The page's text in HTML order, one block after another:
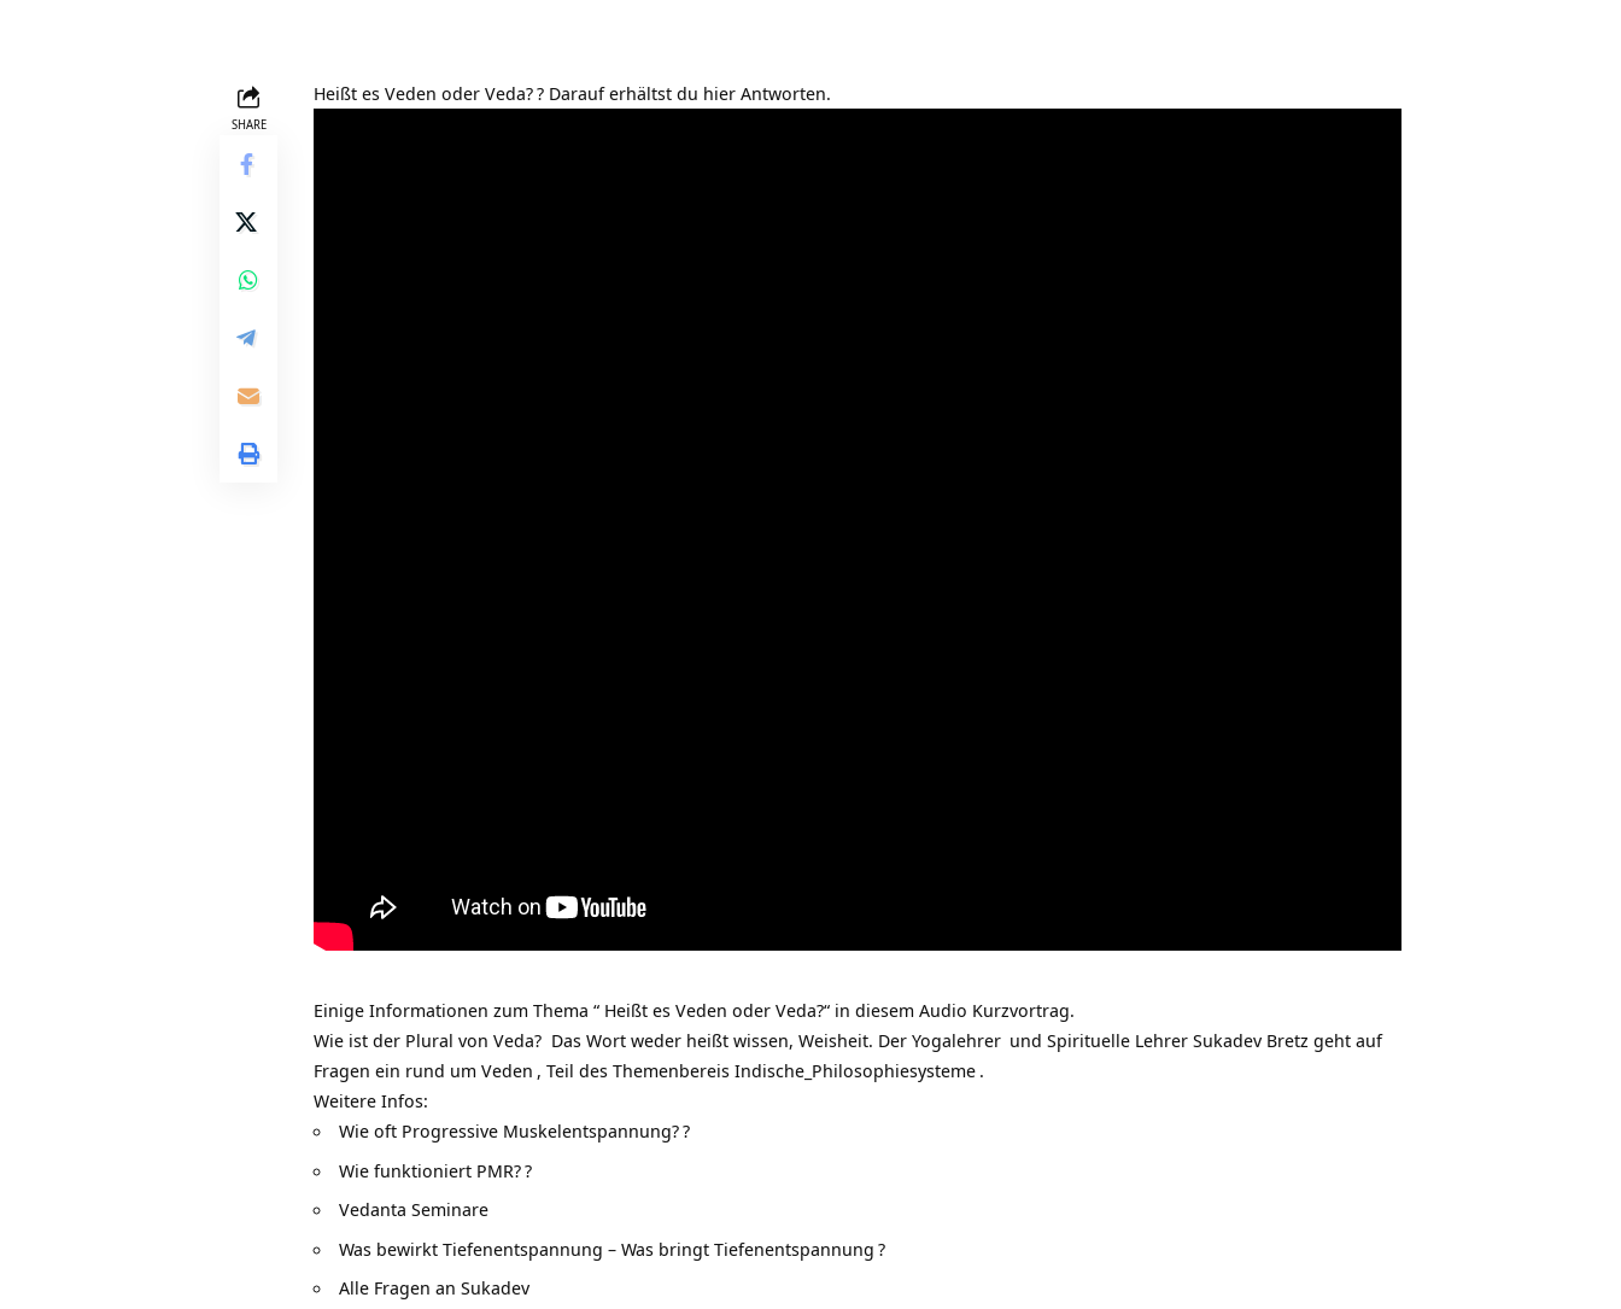
SHARE
Heißt es Veden oder Veda?? Darauf erhältst du hier Antworten.
Einige Informationen zum Thema “ Heißt es Veden oder Veda?“ in diesem Audio Kurzvortrag.
Wie ist der Plural von Veda? Das Wort weder heißt wissen, Weisheit. Der Yogalehrer und Spirituelle Lehrer Sukadev Bretz geht auf
Fragen ein rund um Veden , Teil des Themenbereis Indische_Philosophiesysteme .
Weitere Infos:
Wie oft Progressive Muskelentspannung??
Wie funktioniert PMR??
Vedanta Seminare
Was bewirkt Tiefenentspannung – Was bringt Tiefenentspannung ?
Alle Fragen an Sukadev